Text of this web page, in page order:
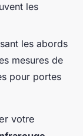
les
les abords
mesures de
pour portes
votre